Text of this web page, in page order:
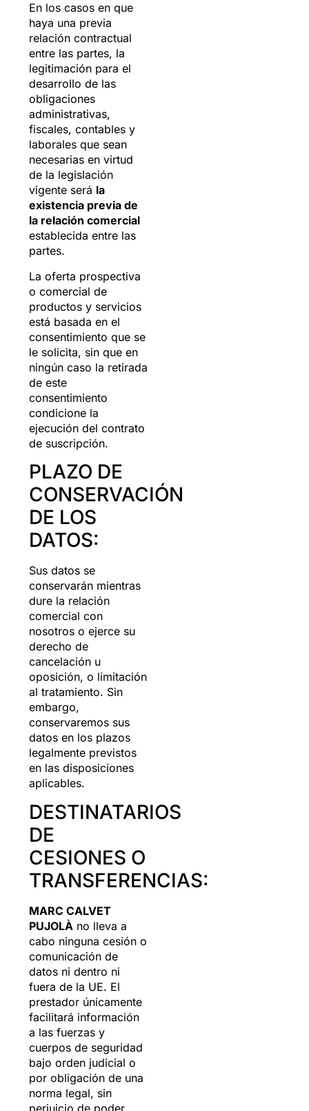
En los casos en que
haya una previa
relación contractual
entre las partes, la
legitimación para el
desarrollo de las
obligaciones
administrativas,
fiscales, contables y
laborales que sean
necesarias en virtud
de la legislación
vigente será la
existencia previa de
la relación comercial
establecida entre las
partes.
La oferta prospectiva
o comercial de
productos y servicios
está basada en el
consentimiento que se
le solicita, sin que en
ningún caso la retirada
de este
consentimiento
condicione la
ejecución del contrato
de suscripción.
PLAZO DE
CONSERVACIÓN
DE LOS
DATOS:
Sus datos se
conservarán mientras
dure la relación
comercial con
nosotros o ejerce su
derecho de
cancelación u
oposición, o limitación
al tratamiento. Sin
embargo,
conservaremos sus
datos en los plazos
legalmente previstos
en las disposiciones
aplicables.
DESTINATARIOS
DE
CESIONES O
TRANSFERENCIAS:
MARC CALVET
PUJOLÀ no lleva a
cabo ninguna cesión o
comunicación de
datos ni dentro ni
fuera de la UE. El
prestador únicamente
facilitará información
a las fuerzas y
cuerpos de seguridad
bajo orden judicial o
por obligación de una
norma legal, sin
perjuicio de poder